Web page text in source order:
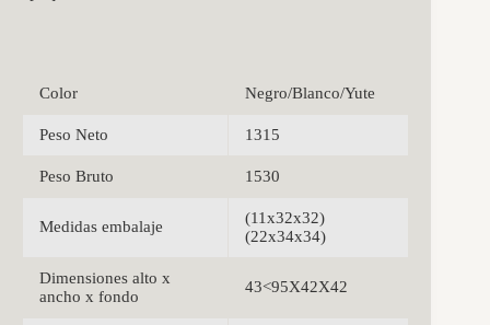
Color Negro/Blanco/Yute
Peso Neto 1315
Peso Bruto 1530
Medidas embalaje
(11x32x32)
(22x34x34)
Dimensiones alto x
ancho x fondo
43<95X42X42